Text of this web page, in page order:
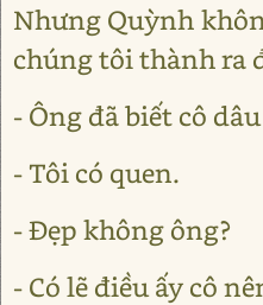
Nhưng Quỳnh
chúng tôi thành ra
- Ông đã biết cô
- Tôi có quen.
- Đẹp không ông?
- Có lẽ điều ấy cô